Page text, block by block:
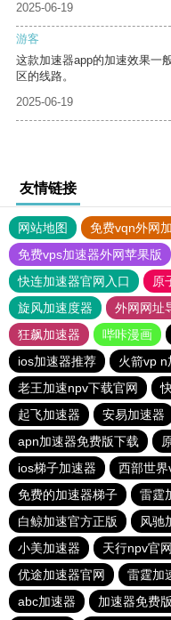
2025-06-19
游客
这款加速器app的加速效果一
区的线路。
2025-06-19
友情链接
网站地图 免费vqn外网
免费vps加速器外网苹果版
快连加速器官网入口
原
旋风加速度器
外网网址
狂飙加速器
哔咔漫画
ios加速器推荐
火箭vp n
老王加速npv下载官网
起飞加速器
安易加速器
apn加速器免费版下载
ios梯子加速器
西部世
免费的加速器梯子
雷霆
白鲸加速官方正版
风驰
小美加速器
天行npv官
优途加速器官网
雷霆加
abc加速器
加速器免费